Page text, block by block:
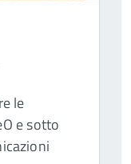
le
e sotto